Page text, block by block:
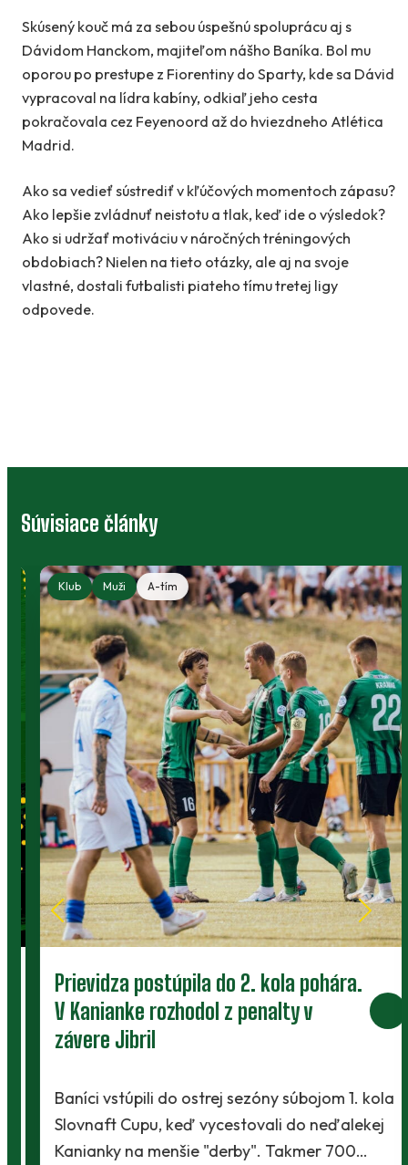
Skúsený kouč má za sebou úspešnú spoluprácu aj s
Dávidom Hanckom, majiteľom nášho Baníka. Bol mu
oporou po prestupe z Fiorentiny do Sparty, kde sa Dávid
vypracoval na lídra kabíny, odkiaľ jeho cesta
pokračovala cez Feyenoord až do hviezdneho Atlética
Madrid.
Ako sa vedieť sústrediť v kľúčových momentoch zápasu?
Ako lepšie zvládnuť neistotu a tlak, keď ide o výsledok?
Ako si udržať motiváciu v náročných tréningových
obdobiach? Nielen na tieto otázky, ale aj na svoje
vlastné, dostali futbalisti piateho tímu tretej ligy
odpovede.
Súvisiace články
Klub Muži A-tím
Prievidza postúpila do 2. kola pohára.
V Kanianke rozhodol z penalty v
závere Jibril
Baníci vstúpili do ostrej sezóny súbojom 1. kola
Slovnaft Cupu, keď vycestovali do neďalekej
Kanianky na menšie "derby". Takmer 700…